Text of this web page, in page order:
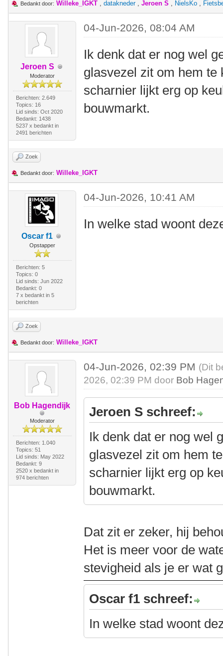
Bedankt door: Willeke_IGKT , datakneder, Jeroen S , NielsKo ,
Jeroen S
Moderator
Berichten: 2.649
Topics: 16
Lid sinds: Oct 2020
Bedankt: 1438
5237 x bedankt in
2491 berichten
04-Jun-2026, 08:04 AM
Ik denk dat er nog wel
glasvezel zit om hem te
scharnier lijkt erg op
bouwmarkt.
Zoek
Bedankt door: Willeke_IGKT
Oscar f1
Opstapper
Berichten: 5
Topics: 0
Lid sinds: Jun 2022
Bedankt: 0
7 x bedankt in 5
berichten
04-Jun-2026, 10:41 AM
In welke stad woont
Zoek
Bedankt door: Willeke_IGKT
Bob Hagendijk
Moderator
Berichten: 1.040
Topics: 51
Lid sinds: May 2022
Bedankt: 9
2520 x bedankt in
974 berichten
04-Jun-2026, 02:39 PM (Dit
2026, 02:39 PM door Bob
Jeroen S schreef:
Ik denk dat er nog wel
glasvezel zit om hem
scharnier lijkt erg op
bouwmarkt.
Dat zit er zeker, hij
Het is meer voor de
stevigheid als je er wat
Oscar f1 schreef:
In welke stad woont